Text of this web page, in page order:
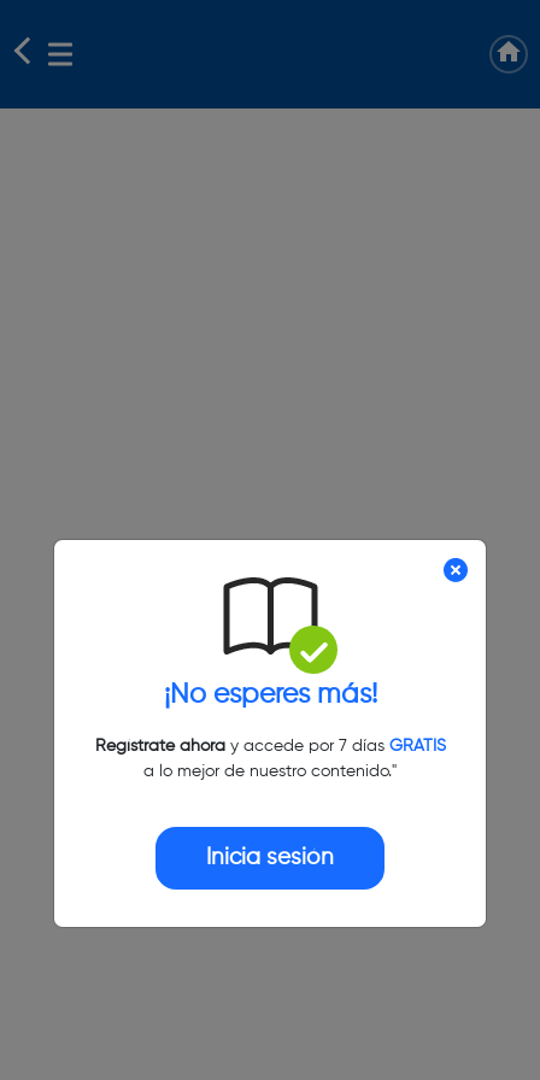
¡No esperes más!
Regístrate ahoray accede por 7 días GRATIS
a lo mejor de nuestro contenido."
Inicia sesión